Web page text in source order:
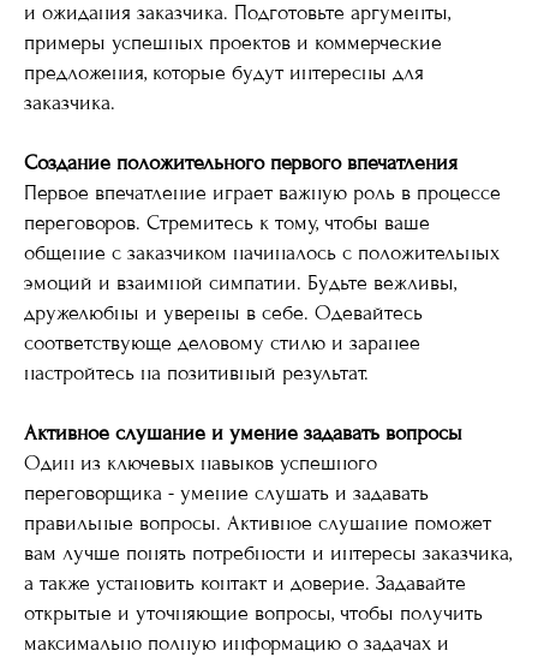
и ожидания заказчика. Подготовьте аргументы,
примеры успешных проектов и коммерческие
предложения, которые будут интересны для
заказчика.
Создание положительного первого впечатления
Первое впечатление играет важную роль в процессе
переговоров. Стремитесь к тому, чтобы ваше
общение с заказчиком начиналось с положительных
эмоций и взаимной симпатии. Будьте вежливы,
дружелюбны и уверены в себе. Одевайтесь
соответствующе деловому стилю и заранее
настройтесь на позитивный результат.
Активное слушание и умение задавать вопросы
Один из ключевых навыков успешного
переговорщика - умение слушать и задавать
правильные вопросы. Активное слушание поможет
вам лучше понять потребности и интересы заказчика,
а также установить контакт и доверие. Задавайте
открытые и уточняющие вопросы, чтобы получить
максимально полную информацию о задачах и